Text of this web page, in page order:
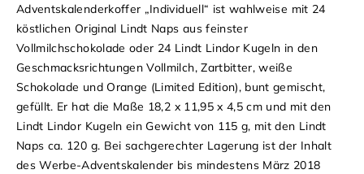
Adventskalenderkoffer „Individuell“ ist wahlweise mit 24
köstlichen Original Lindt Naps aus feinster
Vollmilchschokolade oder 24 Lindt Lindor Kugeln in den
Geschmacksrichtungen Vollmilch, Zartbitter, weiße
Schokolade und Orange (Limited Edition), bunt gemischt,
gefüllt. Er hat die Maße 18,2 x 11,95 x 4,5 cm und mit den
Lindt Lindor Kugeln ein Gewicht von 115 g, mit den Lindt
Naps ca. 120 g. Bei sachgerechter Lagerung ist der Inhalt
des Werbe-Adventskalender bis mindestens März 2018